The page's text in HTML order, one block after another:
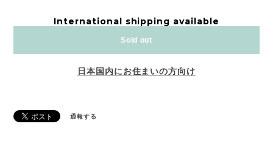
International shipping available
Sold out
日本国内にお住まいの方向け
通報する